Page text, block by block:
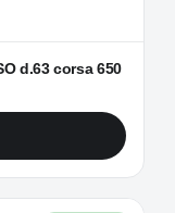
d.63 corsa 650